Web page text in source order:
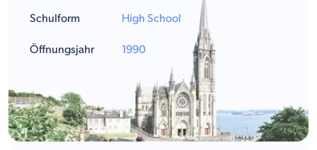
Schulform
Öffnungsjahr
High School
1990